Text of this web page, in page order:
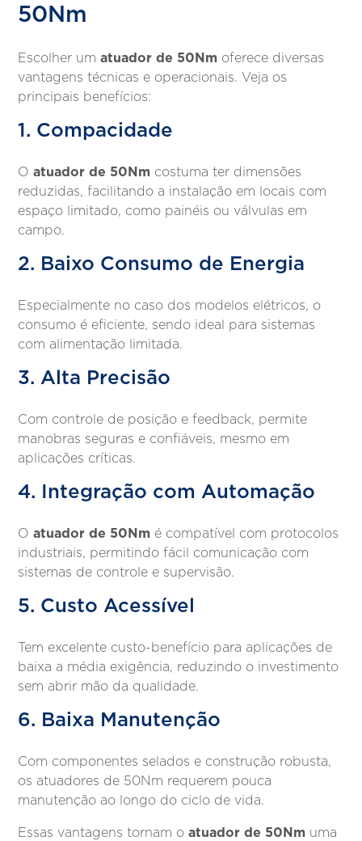
50Nm
Escolher umatuador de 50Nm oferece diversas
vantagens técnicas e operacionais. Veja os
principais benefícios:
1. Compacidade
Oatuador de 50Nm costuma ter dimensões
reduzidas, facilitando a instalação em locais com
espaço limitado, como painéis ou válvulas em
campo.
2. Baixo Consumo de Energia
Especialmente no caso dos modelos elétricos, o
consumo é eficiente, sendo ideal para sistemas
com alimentação limitada.
3. Alta Precisão
Com controle de posição e feedback, permite
manobras seguras e confiáveis, mesmo em
aplicações críticas.
4. Integração com Automação
Oatuador de 50Nm é compatível com protocolos
industriais, permitindo fácil comunicação com
sistemas de controle e supervisão.
5. Custo Acessível
Tem excelente custo-benefício para aplicações de
baixa a média exigência, reduzindo o investimento
sem abrir mão da qualidade.
6. Baixa Manutenção
Com componentes selados e construção robusta,
os atuadores de 50Nm requerem pouca
manutenção ao longo do ciclo de vida.
Essas vantagens tornam oatuador de 50Nm uma